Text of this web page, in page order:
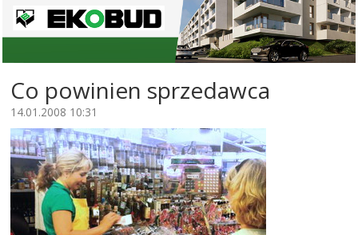
Co powinien sprzedawca
14.01.2008 10:31